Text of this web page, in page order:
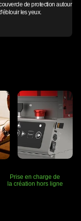
de protectionautour
les yeux.
Prise en charge de
la création hors ligne